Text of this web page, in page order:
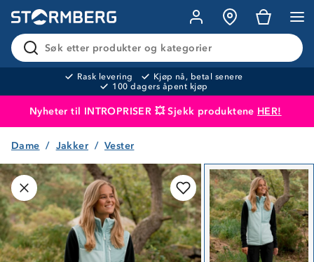
Søk etter produkter og kategorier
Rask levering
Kjøp nå, betal senere
100 dagers åpent kjøp
Nyheter til INTROPRISER 💥 Sjekk produktene HER!
Produktet er lagt i handlekurven
Dame Jakker Vester